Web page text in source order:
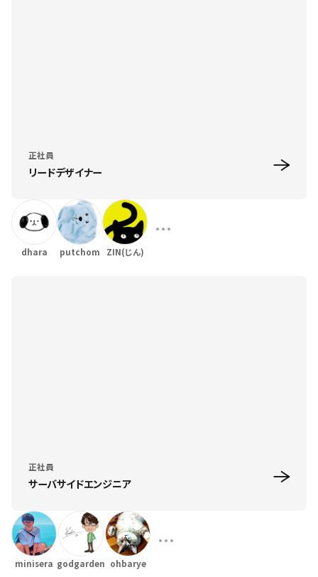
正社員
リードデザイナー
dhara putchom ZIN(じん)
正社員
サーバサイドエンジニア
minisera godgarden ohbarye